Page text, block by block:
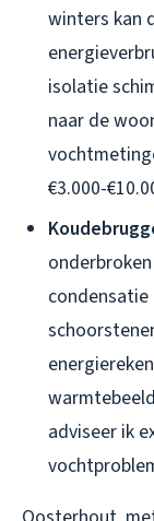
winters kan
isolatie
naar de
€3.000-
adviseer ik